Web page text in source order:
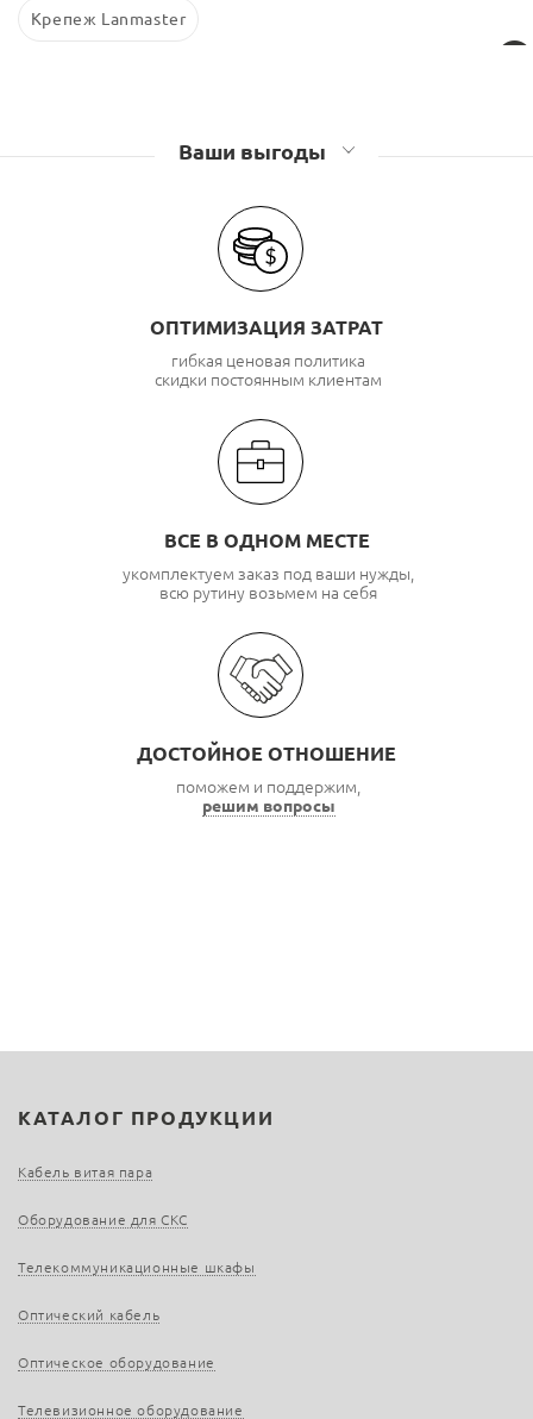
Крепеж Lanmaster
Ваши выгоды
ОПТИМИЗАЦИЯ ЗАТРАТ
гибкая ценовая политика
скидки постоянным клиентам
ВСЕ В ОДНОМ МЕСТЕ
укомплектуем заказ под ваши нужды,
всю рутину возьмем на себя
ДОСТОЙНОЕ ОТНОШЕНИЕ
поможем и поддержим,
решим вопросы
КАТАЛОГ ПРОДУКЦИИ
Кабель витая пара
Оборудование для СКС
Телекоммуникационные шкафы
Оптический кабель
Оптическое оборудование
Телевизионное оборудование